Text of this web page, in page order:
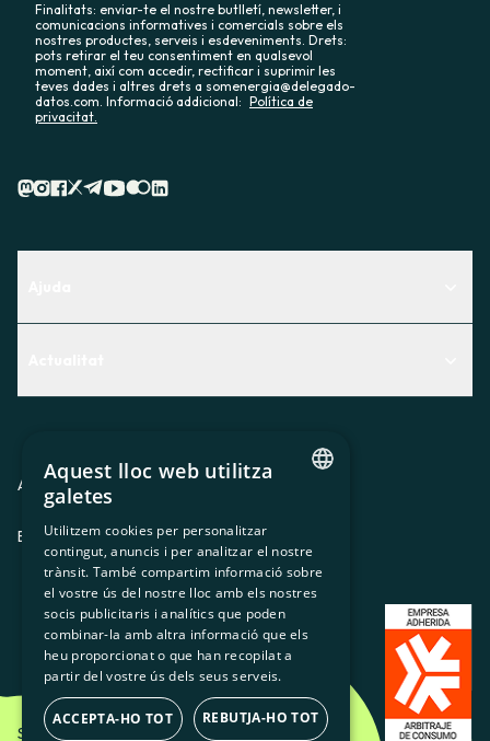
Finalitats: enviar-te el nostre butlletí, newsletter, i
comunicacions informatives i comercials sobre els
nostres productes, serveis i esdeveniments. Drets:
pots retirar el teu consentiment en qualsevol
moment, així com accedir, rectificar i suprimir les
teves dades i altres drets a somenergia@delegado-
datos.com. Informació addicional: Política de
privacitat.
Premsa
Treballa amb nosaltres
Avis legal
ES CAGLEU
Som Energia SCCL - 2026
SPANISH
GL
BASQUE
Aquest lloc web utilitza
galetes
Utilitzem cookies per personalitzar
contingut, anuncis i per analitzar el nostre
trànsit. També compartim informació sobre
el vostre ús del nostre lloc amb els nostres
socis publicitaris i analítics que poden
combinar-la amb altra informació que els
heu proporcionat o que han recopilat a
partir del vostre ús dels seus serveis.
ACCEPTA-HO TOT REBUTJA-HO TOT